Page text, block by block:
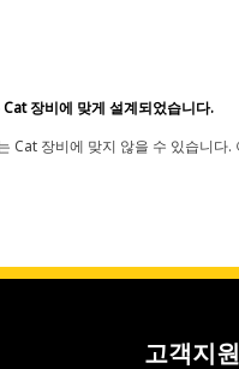
장비에 맞게 설계되었습니다.
Cat 장비에 맞지 않을 수 있습니
고객지원